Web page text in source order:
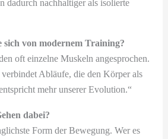
dadurch nachhaltiger als isolierte
sich von modernem Training?
oft einzelne Muskeln angesprochen.
Abläufe, die den Körper als
mehr unserer Evolution.“
dabei?
Form der Bewegung. Wer es